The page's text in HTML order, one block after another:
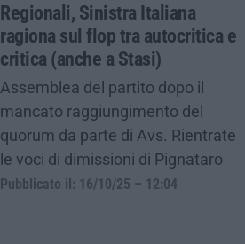
Regionali, Sinistra Italiana
ragiona sul flop tra autocritica e
critica (anche a Stasi)
Assemblea del partito dopo il
mancato raggiungimento del
quorum da parte di Avs. Rientrate
le voci di dimissioni di Pignataro
Pubblicato il: 16/10/25 – 12:04